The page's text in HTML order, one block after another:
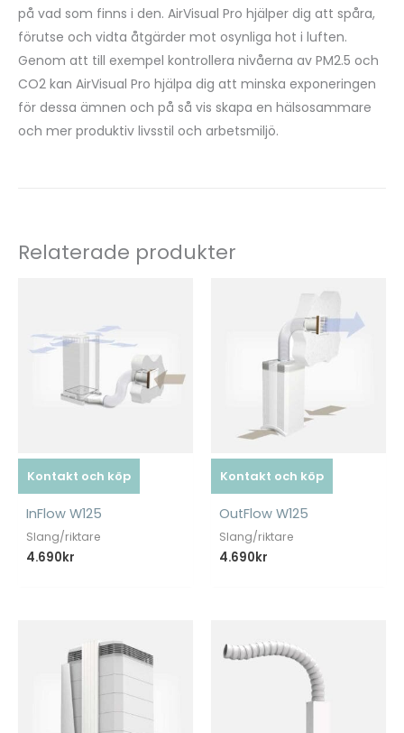
på vad som finns i den. AirVisual Pro hjälper dig att spåra,
förutse och vidta åtgärder mot osynliga hot i luften.
Genom att till exempel kontrollera nivåerna av PM2.5 och
CO2 kan AirVisual Pro hjälpa dig att minska exponeringen
för dessa ämnen och på så vis skapa en hälsosammare
och mer produktiv livsstil och arbetsmiljö.
Relaterade produkter
Kontakt och köp
InFlow W125
Slang/riktare
4.690kr
Kontakt och köp
OutFlow W125
Slang/riktare
4.690kr